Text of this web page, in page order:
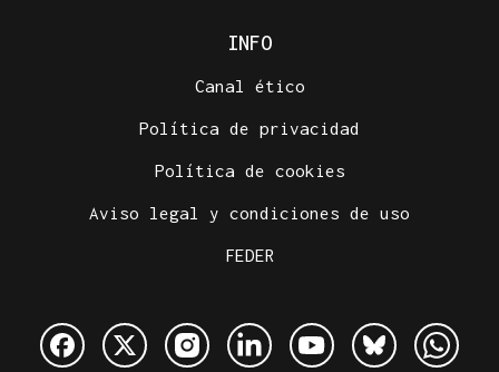
INFO
Canal ético
Política de privacidad
Política de cookies
Aviso legal y condiciones de uso
FEDER